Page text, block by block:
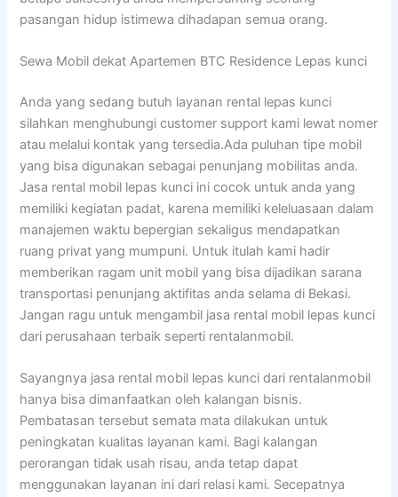
pasangan hidup istimewa dihadapan semua orang.
Sewa Mobil dekat Apartemen BTC Residence Lepas kunci
Anda yang sedang butuh layanan rental lepas kunci
silahkan menghubungi customer support kami lewat nomer
atau melalui kontak yang tersedia.Ada puluhan tipe mobil
yang bisa digunakan sebagai penunjang mobilitas anda.
Jasa rental mobil lepas kunci ini cocok untuk anda yang
memiliki kegiatan padat, karena memiliki keleluasaan dalam
manajemen waktu bepergian sekaligus mendapatkan
ruang privat yang mumpuni. Untuk itulah kami hadir
memberikan ragam unit mobil yang bisa dijadikan sarana
transportasi penunjang aktifitas anda selama di Bekasi.
Jangan ragu untuk mengambil jasa rental mobil lepas kunci
dari perusahaan terbaik seperti rentalanmobil.
Sayangnya jasa rental mobil lepas kunci dari rentalanmobil
hanya bisa dimanfaatkan oleh kalangan bisnis.
Pembatasan tersebut semata mata dilakukan untuk
peningkatan kualitas layanan kami. Bagi kalangan
perorangan tidak usah risau, anda tetap dapat
menggunakan layanan ini dari relasi kami. Secepatnya